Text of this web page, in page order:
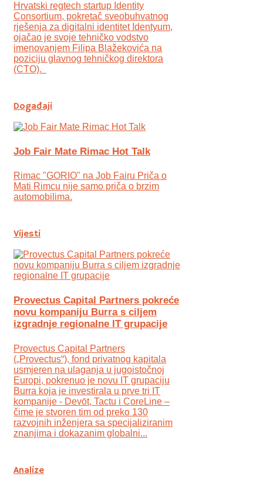
Hrvatski regtech startup Identity
Consortium, pokretač sveobuhvatnog
rješenja za digitalni identitet Identyum,
ojаčao je svoje tehničko vodstvo
imenovanjem Filipa Blažekovića na
poziciju glavnog tehničkog direktora
(CTO).
Događaji
Job Fair Mate Rimac Hot Talk
Rimac "GORIO" na Job Fairu Priča o
Mati Rimcu nije samo priča o brzim
automobilima.
Vijesti
Provectus Capital Partners pokreće
novu kompaniju Burra s ciljem
izgradnje regionalne IT grupacije
Provectus Capital Partners
(„Provectus“), fond privatnog kapitala
usmjeren na ulaganja u jugoistočnoj
Europi, pokrenuo je novu IT grupaciju
Burra koja je investirala u prve tri IT
kompanije - Devōt, Tactu i CoreLine –
čime je stvoren tim od preko 130
razvojnih inženjera sa specijaliziranim
znanjima i dokazanim globalni...
Analize